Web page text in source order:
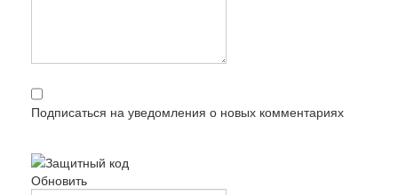
Подписаться на уведомления о новых комментариях
Обновить